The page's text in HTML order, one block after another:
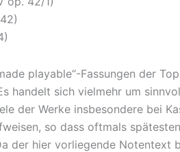
playable“-Fassungen der
handelt sich vielmehr um
der Werke insbesondere bei
so dass oftmals
der hier vorliegende Notentext